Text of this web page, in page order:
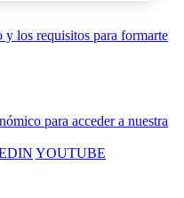
y los requisitos para formarte
para acceder a nuestra
YOUTUBE